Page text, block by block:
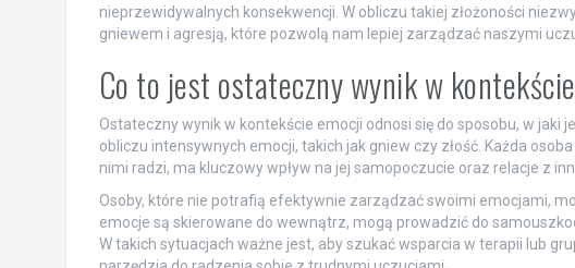
nieprzewidywalnych konsekwencji. W obliczu takiej złożoności
gniewem i agresją, które pozwolą nam lepiej zarządzać naszymi
Co to jest ostateczny wynik w
Ostateczny wynik w kontekście emocji odnosi się do sposobu, w
obliczu intensywnych emocji, takich jak gniew czy złość. Każda
nimi radzi, ma kluczowy wpływ na jej samopoczucie oraz relacje z
Osoby, które nie potrafią efektywnie zarządzać swoimi emocjami,
emocje są skierowane do wewnątrz, mogą prowadzić do
W takich sytuacjach ważne jest, aby szukać wsparcia w terapii lub